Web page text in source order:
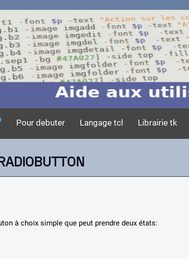
Pour debuter Langage tcl Librairie tk
à choix simple que peut prendre deux états: